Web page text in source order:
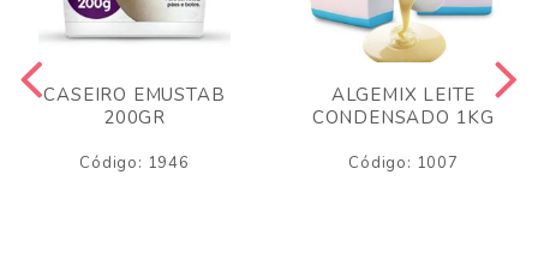
CASEIRO EMUSTAB
200GR
Código: 1946
ALGEMIX LEITE
CONDENSADO 1KG
Código: 1007